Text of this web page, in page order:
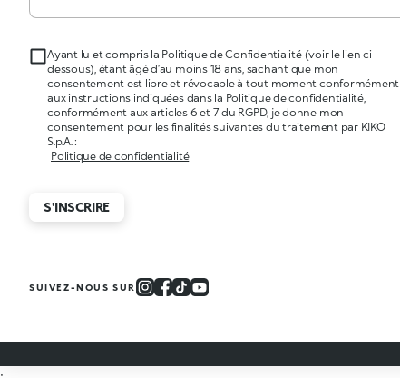
Ayant lu et compris la Politique de Confidentialité (voir le lien ci-
dessous), étant âgé d’au moins 18 ans, sachant que mon
consentement est libre et révocable à tout moment conformément
aux instructions indiquées dans la Politique de confidentialité,
conformément aux articles 6 et 7 du RGPD, je donne mon
consentement pour les finalités suivantes du traitement par KIKO
S.p.A. :
Politique de confidentialité
S'INSCRIRE
SUIVEZ-NOUS SUR